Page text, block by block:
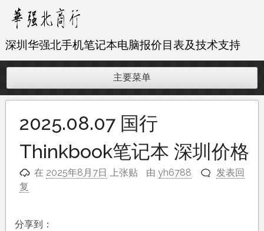
内深圳华强北手机笔记本电脑报价目表及技术支持
主要菜单
2025.08.07 国行
Thinkbook笔记本 深圳价格
在 2025年8月7日 上张贴 由yh6788
发表回
复
分享到：